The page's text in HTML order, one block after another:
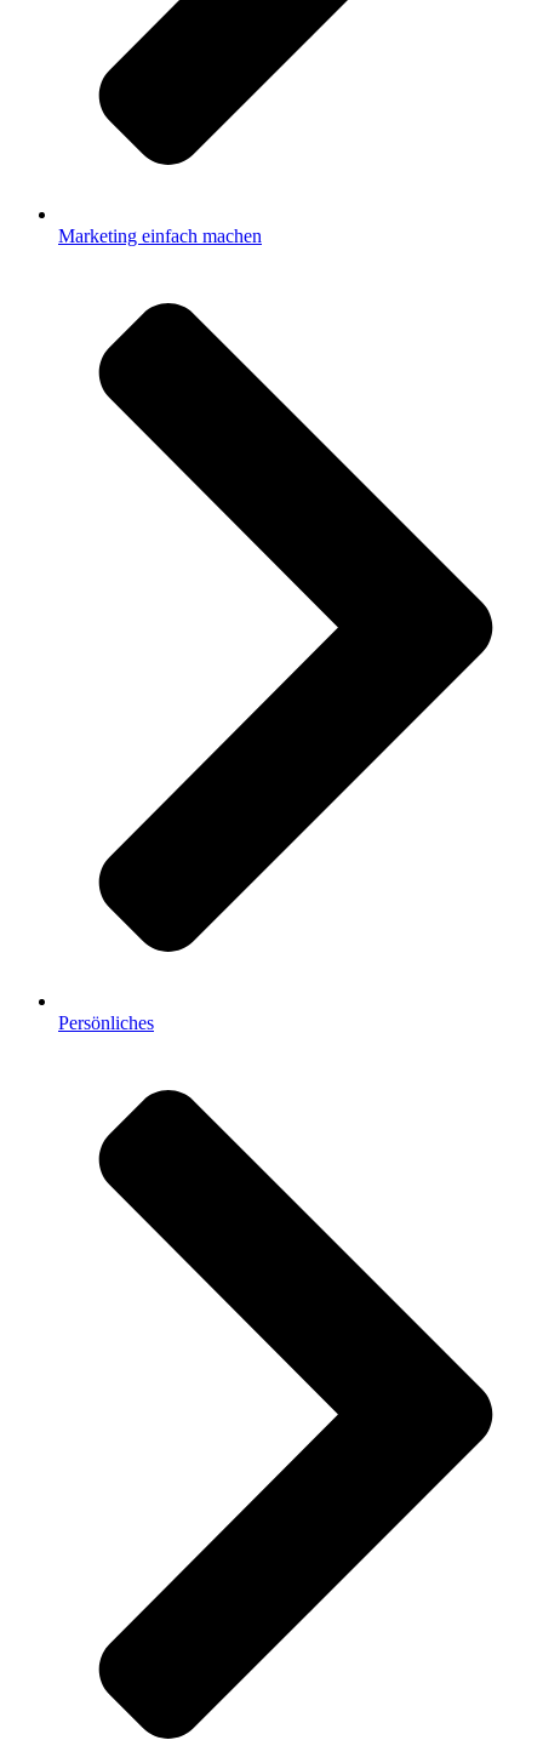
Marketing einfach machen
Persönliches